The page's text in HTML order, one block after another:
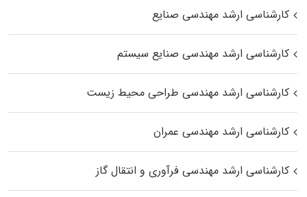
کارشناسی ارشد مهندسی صنایع
کارشناسی ارشد مهندسی صنایع سیستم
کارشناسی ارشد مهندسی طراحی محیط زیست
کارشناسی ارشد مهندسی عمران
کارشناسی ارشد مهندسی فرآوری و انتقال گاز